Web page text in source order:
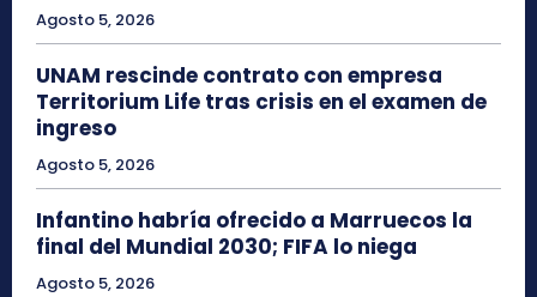
Agosto 5, 2026
UNAM rescinde contrato con empresa
Territorium Life tras crisis en el examen de
ingreso
Agosto 5, 2026
Infantino habría ofrecido a Marruecos la
final del Mundial 2030; FIFA lo niega
Agosto 5, 2026